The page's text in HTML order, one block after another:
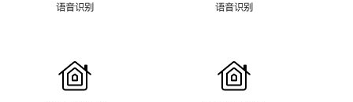
语音识别 语音识别